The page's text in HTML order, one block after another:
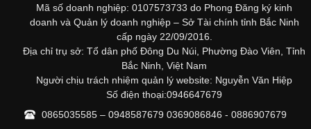
Mã số doanh nghiệp: 0107573733 do Phong Đăng ký kinh
doanh và Quản lý doanh nghiệp – Sở Tài chính tỉnh Bắc Ninh
cấp ngày 22/09/2016.
Địa chỉ trụ sở: Tổ dân phố Đông Du Núi, Phường Đào Viên, Tỉnh
Bắc Ninh, Việt Nam
Người chịu trách nhiệm quản lý website: Nguyễn Văn Hiệp
Số điện thoại:0946647679
0865035585 – 0948587679 0369086846 - 0886907679